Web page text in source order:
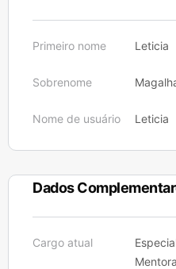
Primeiro nome Leticia
Sobrenome
Nome de usuário Leticia
Dados
Cargo atual